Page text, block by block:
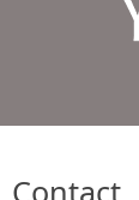
Contact